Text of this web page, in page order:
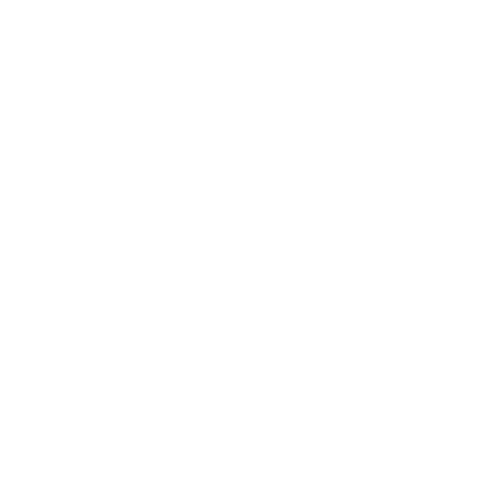
novedades del mercado de La Liga